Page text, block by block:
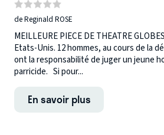
de Reginald ROSE
MEILLEURE PIECE DE THEATRE
Etats-Unis. 12 hommes, au cours de la
ont la responsabilité de juger un jeune
parricide. Si pour...
En savoir plus